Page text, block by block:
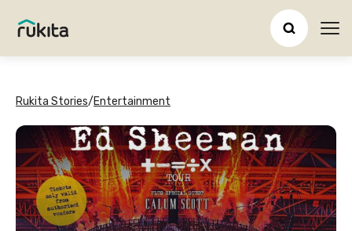
Rukita Stories/Entertainment